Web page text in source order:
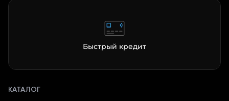
Быстрый кредит
КАТАЛОГ